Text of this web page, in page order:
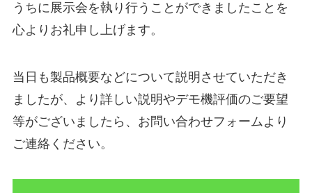
うちに展示会を執り行うことができましたことを
心よりお礼申し上げます。
当日も製品概要などについて説明させていただき
ましたが、より詳しい説明やデモ機評価のご要望
等がございましたら、お問い合わせフォームより
ご連絡ください。